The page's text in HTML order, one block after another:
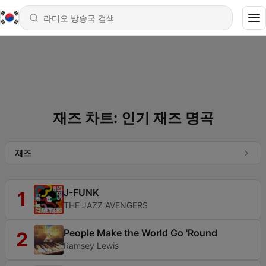
재즈 차트: 인기 재즈 명곡
재즈
1 J-FUNK
THE JAZZ AVENGERS
2 People Make the World Go 'Round
Ramsey Lewis